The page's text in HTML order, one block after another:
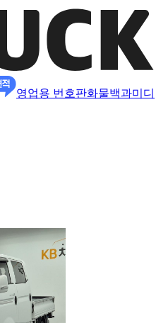
영업용 번호판화물백과미디